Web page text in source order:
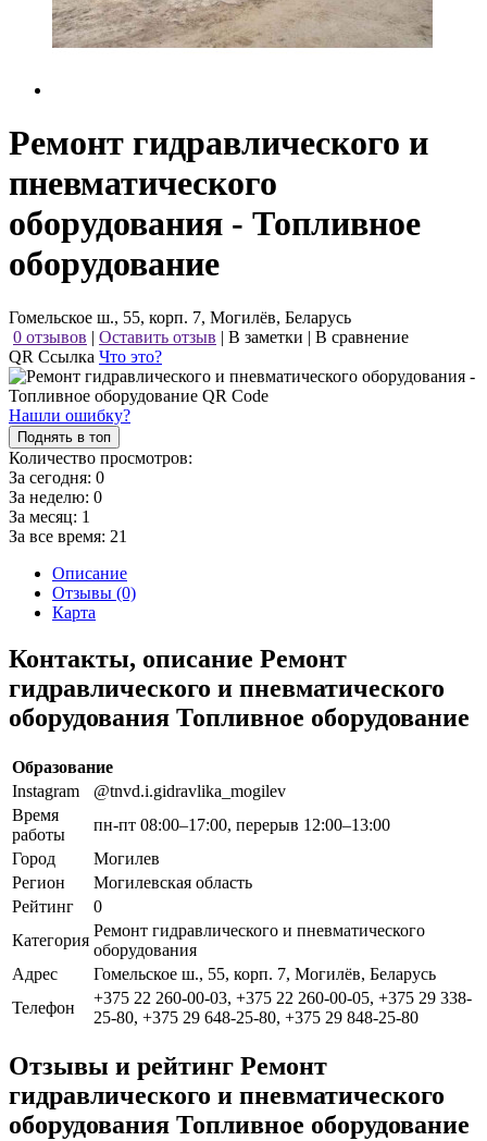
Ремонт гидравлического и
пневматического
оборудования - Топливное
оборудование
Гомельское ш., 55, корп. 7, Могилёв, Беларусь
0 отзывов | Оставить отзыв | В заметки | В сравнение
QR Ссылка Что это?
Нашли ошибку?
Поднять в топ
Количество просмотров:
За сегодня: 0
За неделю: 0
За месяц: 1
За все время: 21
Описание
Отзывы (0)
Карта
Контакты, описание Ремонт
гидравлического и пневматического
оборудования Топливное оборудование
Образование
Instagram
@tnvd.i.gidravlika_mogilev
Время
работы
пн-пт 08:00–17:00, перерыв 12:00–13:00
Город
Могилев
Регион
Могилевская область
Рейтинг
0
Категория
Ремонт гидравлического и пневматического
оборудования
Адрес
Гомельское ш., 55, корп. 7, Могилёв, Беларусь
Телефон
+375 22 260-00-03, +375 22 260-00-05, +375 29 338-
25-80, +375 29 648-25-80, +375 29 848-25-80
Отзывы и рейтинг Ремонт
гидравлического и пневматического
оборудования Топливное оборудование